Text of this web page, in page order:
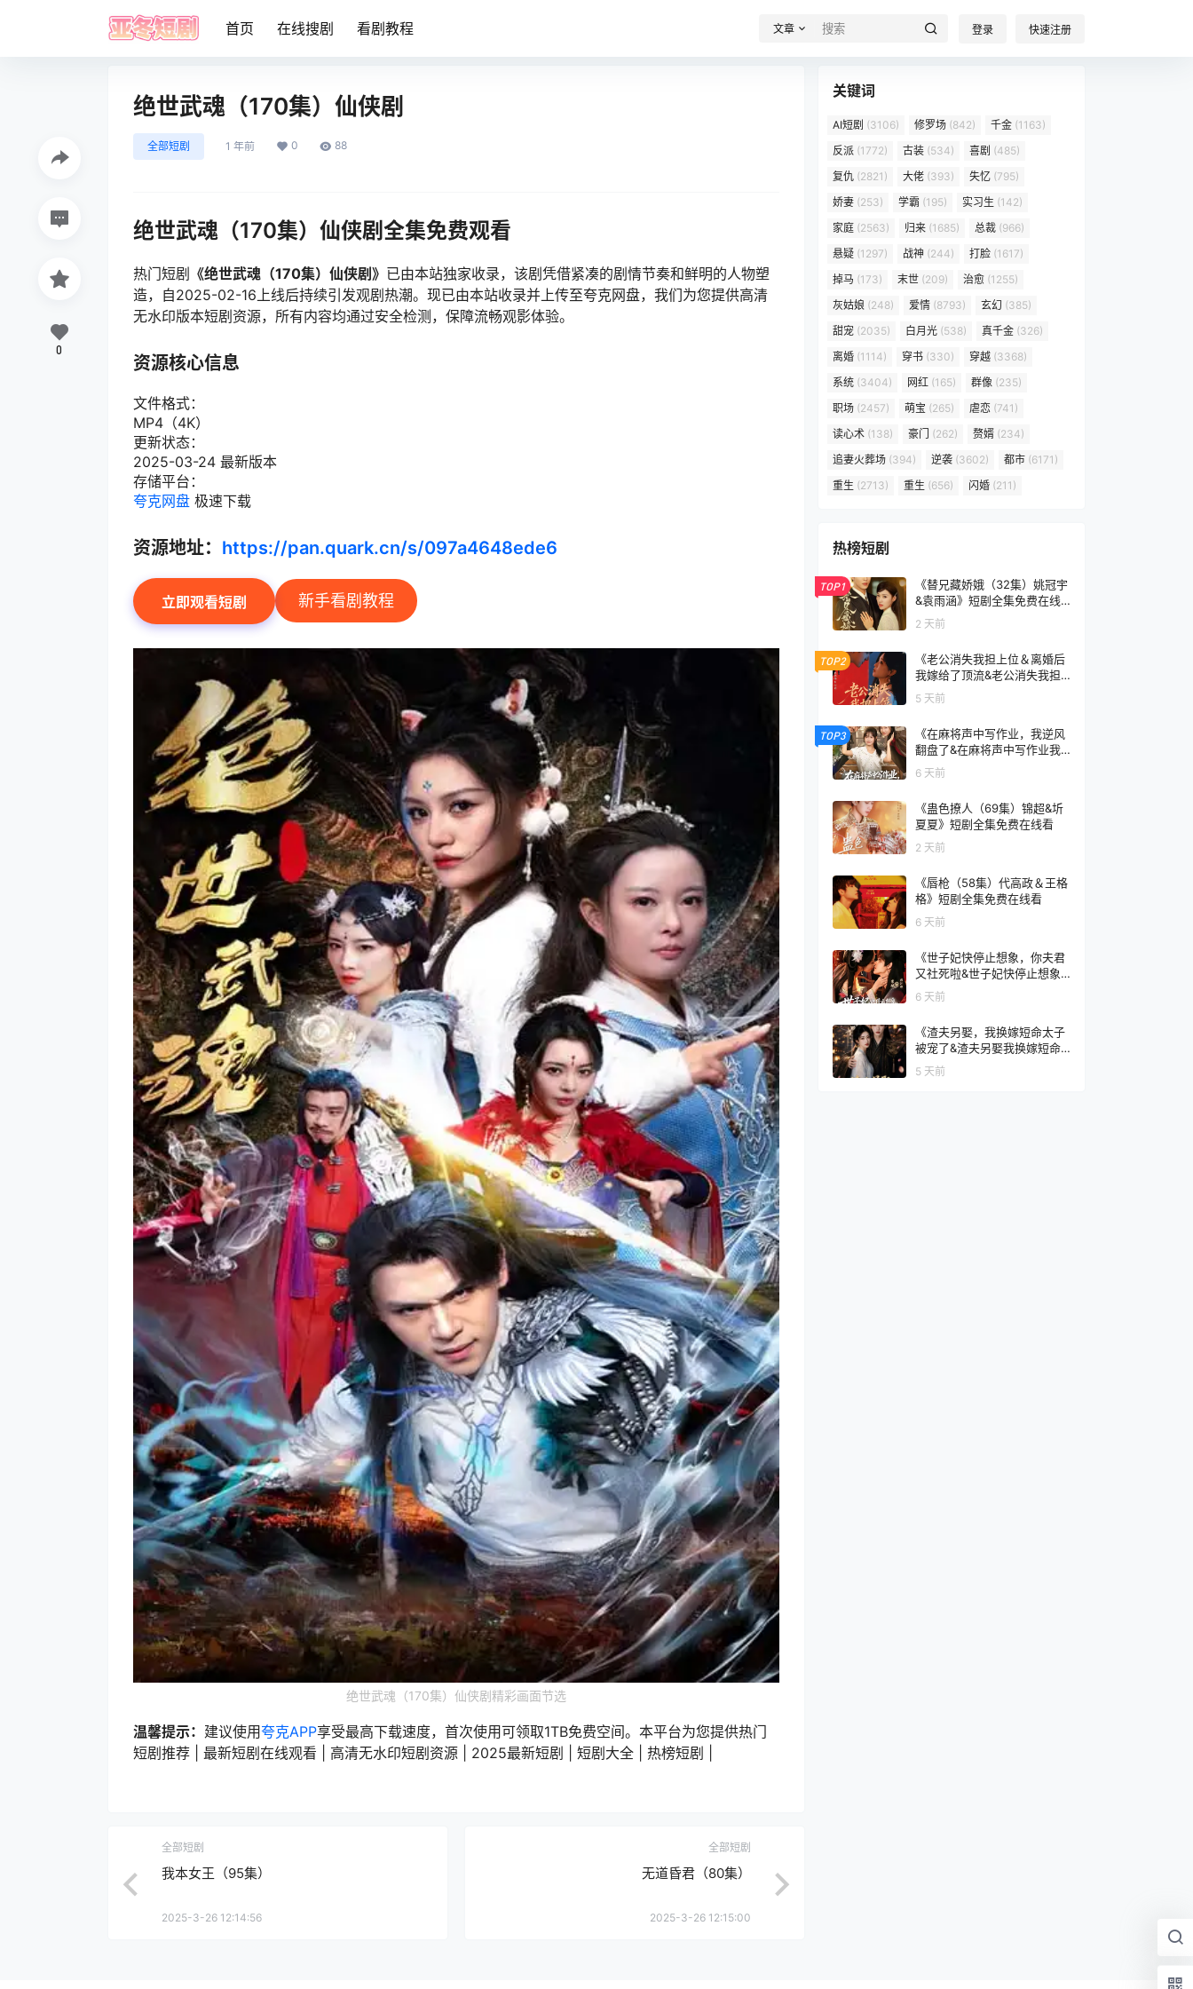
首页 在线搜剧 看剧教程 文章 登录 快速注册
绝世武魂（170集）仙侠剧
全部短剧 1 年前 0 88
绝世武魂（170集）仙侠剧全集免费观看
热门短剧 《绝世武魂（170集）仙侠剧》 已由本站独家收录，该剧凭借紧凑的剧情节奏和鲜明的人物塑
造，自2025-02-16上线后持续引发观剧热潮。现已由本站收录并上传至夸克网盘，我们为您提供高清
无水印版本短剧资源，所有内容均通过安全检测，保障流畅观影体验。
资源核心信息
文件格式：
MP4（4K）
更新状态：
2025-03-24 最新版本
存储平台：
夸克网盘 极速下载
资源地址： https://pan.quark.cn/s/097a4648ede6
立即观看短剧 新手看剧教程
绝世武魂（170集）仙侠剧精彩画面节选
温馨提示： 建议使用夸克APP享受最高下载速度，首次使用可领取1TB免费空间。本平台为您提供热门
短剧推荐 | 最新短剧在线观看 | 高清无水印短剧资源 | 2025最新短剧 | 短剧大全 | 热榜短剧 |
0
全部短剧
我本女王（95集）
2025-3-26 12:14:56
全部短剧
无道昏君（80集）
2025-3-26 12:15:00
关键词
AI短剧 (3106) 修罗场 (842) 千金 (1163)
反派 (1772) 古装 (534) 喜剧 (485)
复仇 (2821) 大佬 (393) 失忆 (795)
娇妻 (253) 学霸 (195) 实习生 (142)
家庭 (2563) 归来 (1685) 总裁 (966)
悬疑 (1297) 战神 (244) 打脸 (1617)
掉马 (173) 末世 (209) 治愈 (1255)
灰姑娘 (248) 爱情 (8793) 玄幻 (385)
甜宠 (2035) 白月光 (538) 真千金 (326)
离婚 (1114) 穿书 (330) 穿越 (3368)
系统 (3404) 网红 (165) 群像 (235)
职场 (2457) 萌宝 (265) 虐恋 (741)
读心术 (138) 豪门 (262) 赘婿 (234)
追妻火葬场 (394) 逆袭 (3602) 都市 (6171)
重生 (2713) 重生 (656) 闪婚 (211)
热榜短剧
TOP1
《替兄藏娇娥（32集）姚冠宇
&袁雨涵》短剧全集免费在线
看
2 天前
TOP2
《老公消失我担上位＆离婚后
我嫁给了顶流&老公消失我担
上位离婚后我嫁给了顶流（76
集）李卓扬＆邓灵枢》短剧全
5 天前
TOP3
《在麻将声中写作业，我逆风
翻盘了&在麻将声中写作业我
逆风翻盘了（60集）张颖菲＆
胡文乐》短剧全集免费在线看
6 天前
《蛊色撩人（69集）锦超&圻
夏夏》短剧全集免费在线看
2 天前
《唇枪（58集）代高政＆王格
格》短剧全集免费在线看
6 天前
《世子妃快停止想象，你夫君
又社死啦&世子妃快停止想象
你夫君又社死啦（73集）洪瑾
瑜＆常斌》短剧全集免费在线
6 天前
《渣夫另娶，我换嫁短命太子
被宠了&渣夫另娶我换嫁短命
太子被宠了（77集）AI短剧》
短剧全集免费在线看
5 天前